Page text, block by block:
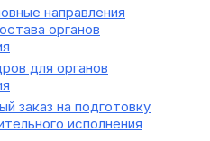
направления
органов
для органов
заказ на подготовку
исполнения